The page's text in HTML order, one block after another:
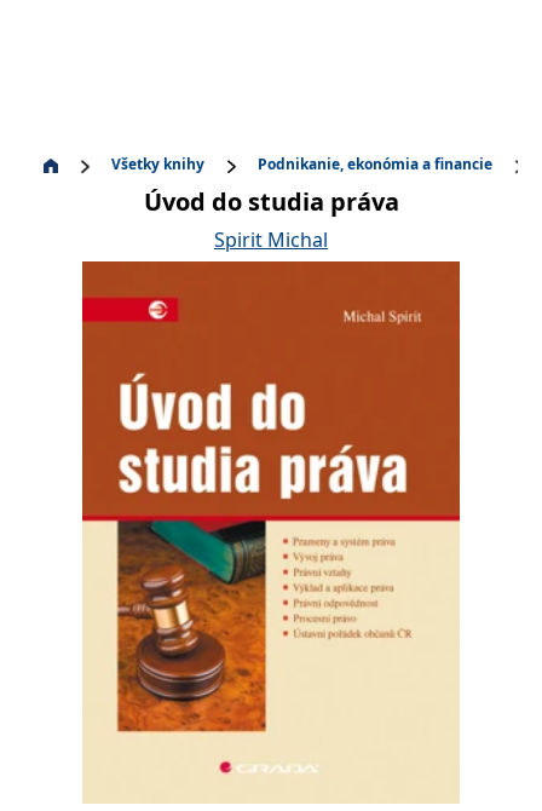
Všetky knihy Podnikanie, ekonómia a financie
Úvod do studia práva
Spirit Michal